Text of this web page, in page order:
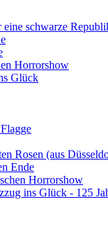
schwarze
Horrorshow
Glück
Rosen (aus
Ende
Horrorshow
ins Glück - 125